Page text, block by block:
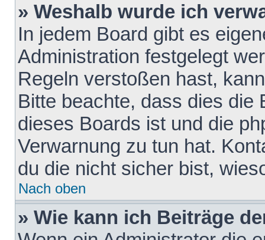
» Weshalb wurde ich
In jedem Board gibt es
Administration festgelegt
Regeln verstoßen hast,
Bitte beachte, dass dies die
dieses Boards ist und die
Verwarnung zu tun hat.
du die nicht sicher bist,
Nach oben
» Wie kann ich Beiträge